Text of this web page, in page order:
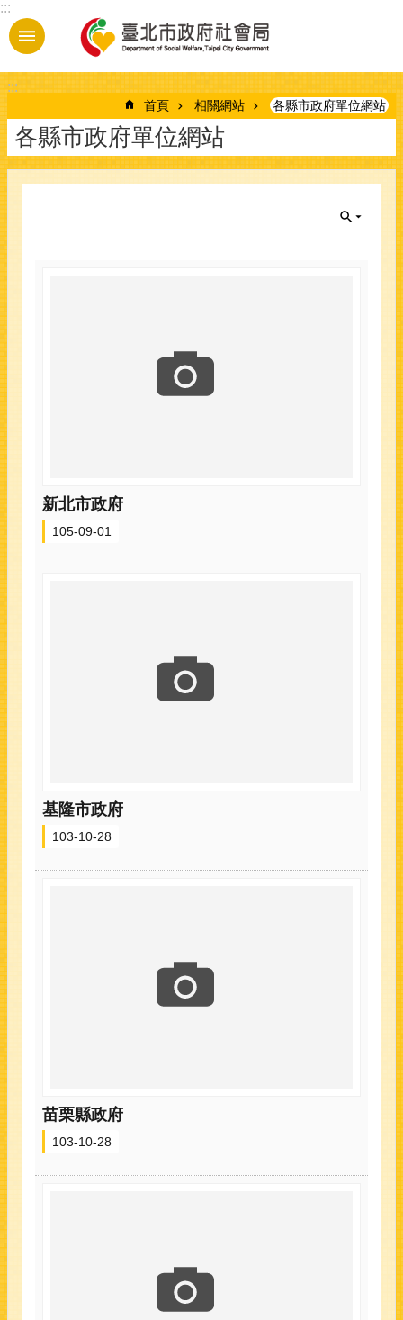
跳到主要內容區塊
:::
:::
首頁 相關網站 各縣市政府單位網站
各縣市政府單位網站
新北市政府
105-09-01
基隆市政府
103-10-28
苗栗縣政府
103-10-28